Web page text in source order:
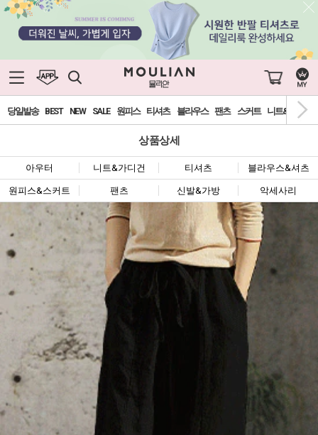
당일발송 BEST NEW SALE 원피스 티셔츠 블라우스 팬츠 스커트 니트&가디건
상품상세
아우터 니트&가디건 티셔츠 블라우스&셔츠
원피스&스커트 팬츠 신발&가방 악세사리